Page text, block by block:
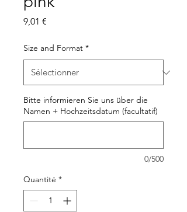
9,01 €
Size and Format *
Bitte informieren Sie uns über die
Namen + Hochzeitsdatum (facultatif)
0/500
Quantité *